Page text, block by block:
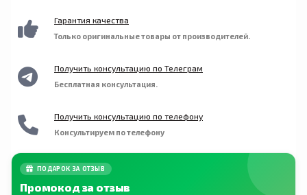
международным протоколам AOCS) и
отсутствие вредных концентраций ртути,
кадмия, свинца, ПХБ и 28 других загрязняющих
Гарантия качества
Только оригинальные товары от производителей.
Получить консультацию по Телеграм
Бесплатная консультация.
Получить консультацию по телефону
Консультируем по телефону
ПОДАРОК ЗА ОТЗЫВ
Промокод за отзыв